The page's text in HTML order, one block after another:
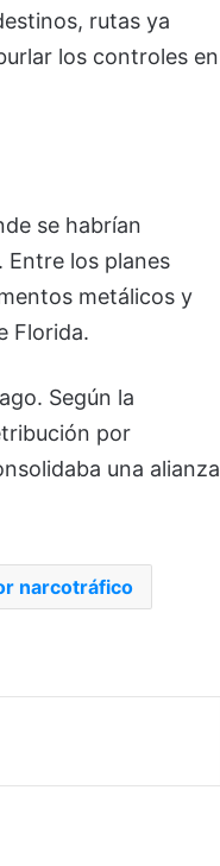
rutas ya
los controles en
se habrían
los planes
metálicos y
Florida.
Según la
por
una alianza
narcotráfico